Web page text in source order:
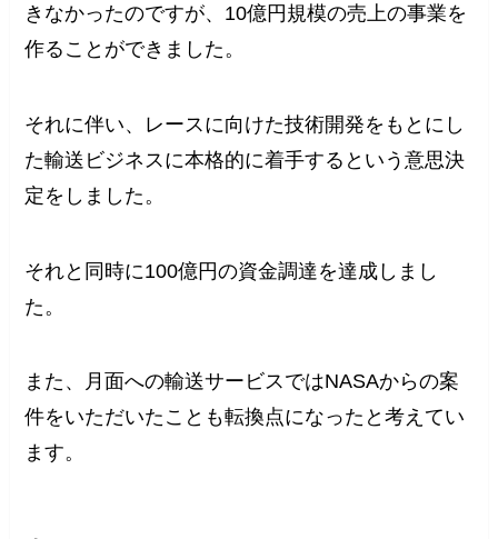
きなかったのですが、10億円規模の売上の事業を
作ることができました。
それに伴い、レースに向けた技術開発をもとにし
た輸送ビジネスに本格的に着手するという意思決
定をしました。
それと同時に100億円の資金調達を達成しまし
た。
また、月面への輸送サービスではNASAからの案
件をいただいたことも転換点になったと考えてい
ます。